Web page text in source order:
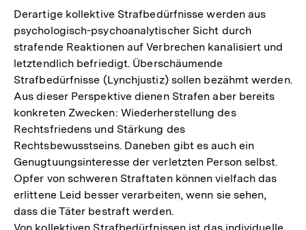
Derartige kollektive Strafbedürfnisse werden aus
psychologisch-psychoanalytischer Sicht durch
strafende Reaktionen auf Verbrechen kanalisiert und
letztendlich befriedigt. Überschäumende
Strafbedürfnisse (Lynchjustiz) sollen bezähmt werden.
Aus dieser Perspektive dienen Strafen aber bereits
konkreten Zwecken: Wiederherstellung des
Rechtsfriedens und Stärkung des
Rechtsbewusstseins. Daneben gibt es auch ein
Genugtuungsinteresse der verletzten Person selbst.
Opfer von schweren Straftaten können vielfach das
erlittene Leid besser verarbeiten, wenn sie sehen,
dass die Täter bestraft werden.